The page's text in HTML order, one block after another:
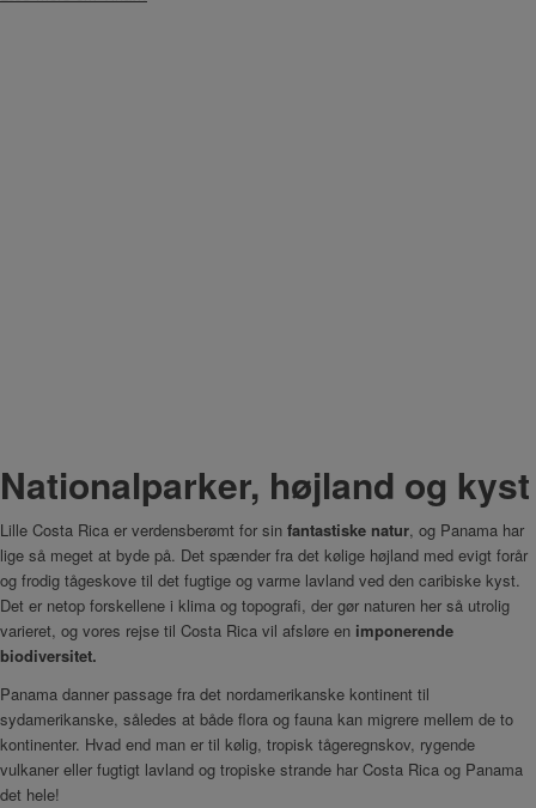
Nationalparker, højland og kyst
Lille Costa Rica er verdensberømt for sin fantastiske natur, og Panama har
lige så meget at byde på. Det spænder fra det kølige højland med evigt forår
og frodig tågeskove til det fugtige og varme lavland ved den caribiske kyst.
Det er netop forskellene i klima og topografi, der gør naturen her så utrolig
varieret, og vores rejse til Costa Rica vil afsløre en imponerende
biodiversitet.
Panama danner passage fra det nordamerikanske kontinent til
sydamerikanske, således at både flora og fauna kan migrere mellem de to
kontinenter. Hvad end man er til kølig, tropisk tågeregnskov, rygende
vulkaner eller fugtigt lavland og tropiske strande har Costa Rica og Panama
det hele!